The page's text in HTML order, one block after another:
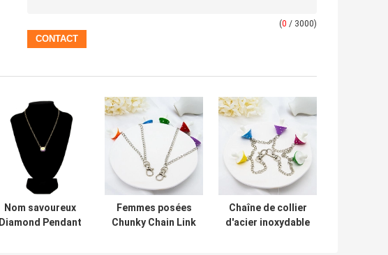
(0 / 3000)
Nom savoureux
Diamond Pendant
Femmes posées
Chunky Chain Link
Chaîne de collier
d'acier inoxydable